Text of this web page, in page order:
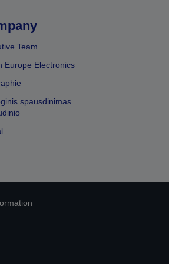
Team
Europe Electronics
spausdinimas